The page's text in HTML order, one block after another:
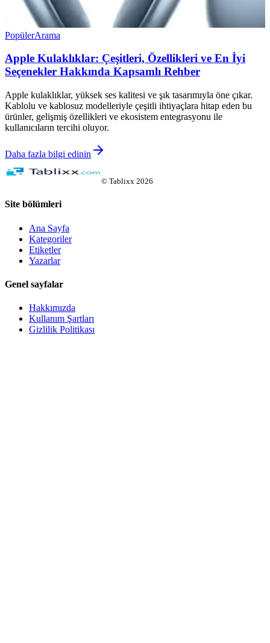
PopülerArama
Apple Kulaklıklar: Çeşitleri, Özellikleri ve En İyi
Seçenekler Hakkında Kapsamlı Rehber
Apple kulaklıklar, yüksek ses kalitesi ve şık tasarımıyla öne çıkar.
Kablolu ve kablosuz modelleriyle çeşitli ihtiyaçlara hitap eden bu
ürünler, gelişmiş özellikleri ve ekosistem entegrasyonu ile
kullanıcıların tercihi oluyor.
Daha fazla bilgi edinin
© Tablixx 2026
Site bölümleri
Ana Sayfa
Kategoriler
Etiketler
Yazarlar
Genel sayfalar
Hakkımızda
Kullanım Şartları
Gizlilik Politikası